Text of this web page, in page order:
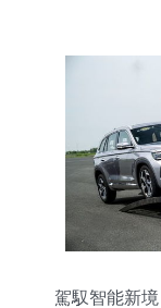
駕馭智能新